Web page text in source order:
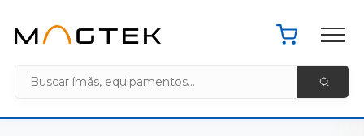
Pacote de